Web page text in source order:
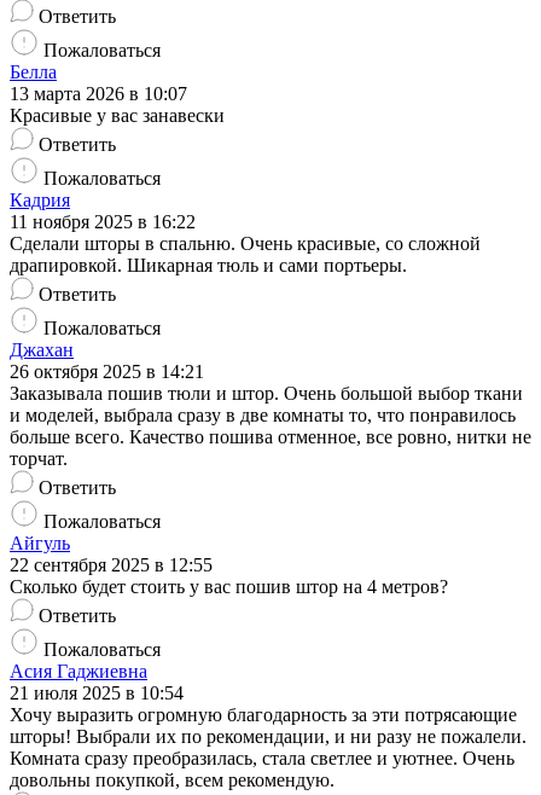
Ответить
Пожаловаться
Белла
13 марта 2026 в 10:07
Красивые у вас занавески
Ответить
Пожаловаться
Кадрия
11 ноября 2025 в 16:22
Сделали шторы в спальню. Очень красивые, со сложной
драпировкой. Шикарная тюль и сами портьеры.
Ответить
Пожаловаться
Джахан
26 октября 2025 в 14:21
Заказывала пошив тюли и штор. Очень большой выбор ткани
и моделей, выбрала сразу в две комнаты то, что понравилось
больше всего. Качество пошива отменное, все ровно, нитки не
торчат.
Ответить
Пожаловаться
Айгуль
22 сентября 2025 в 12:55
Сколько будет стоить у вас пошив штор на 4 метров?
Ответить
Пожаловаться
Асия Гаджиевна
21 июля 2025 в 10:54
Хочу выразить огромную благодарность за эти потрясающие
шторы! Выбрали их по рекомендации, и ни разу не пожалели.
Комната сразу преобразилась, стала светлее и уютнее. Очень
довольны покупкой, всем рекомендую.